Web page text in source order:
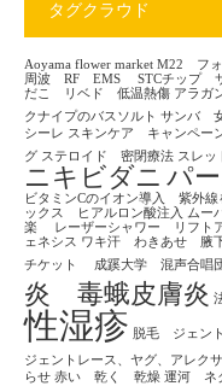
タグクラウド
Aoyama flower market M22 フォ
周波 RF EMS
STCチップ
だこ リベド 低温熱傷 アラガ
クナイプのバスソルト サンバ
シーレ スキンケア キャンペ
グ ステロイド 密閉療法 スレッ
ニキビダニ パ
ビタミンCのイオン導入 紫外線
ックス ヒアルロン酸注入
ムー
楽
レーザーシャワー リフト
ェネシス ワキ汗 わきあせ 腋
チケット
成蹊大学 混声合唱
炎 毒蛾皮膚炎
性湿疹 脱毛 ジェン
ジェントレース、ヤグ、アレク
らせ 赤い 乾く 乾燥 運河 ネ